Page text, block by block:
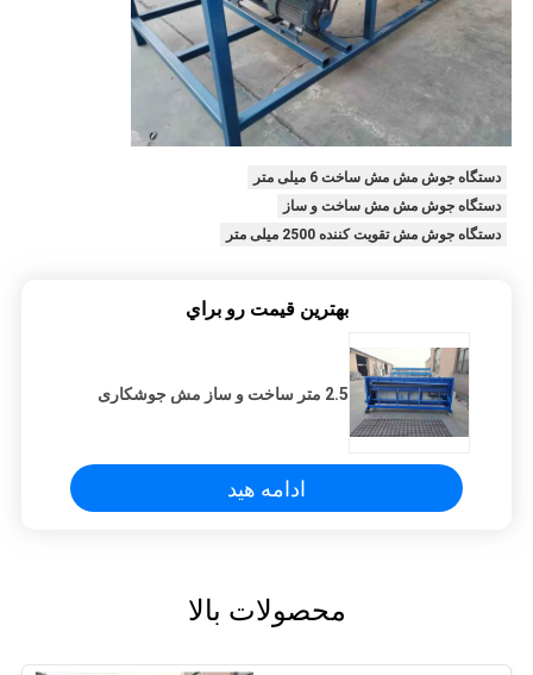
دستگاه جوش مش مش ساخت 6 میلی متر
دستگاه جوش مش مش ساخت و ساز
دستگاه جوش مش تقویت کننده 2500 میلی متر
بهترين قيمت رو براي
2.5 متر ساخت و ساز مش جوشکاری
ادامه هید
محصولات بالا